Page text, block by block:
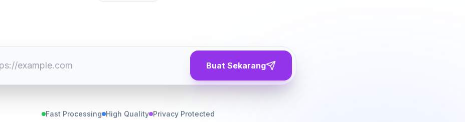
Buat Sekarang
Fast Processing High Quality Privacy Protected